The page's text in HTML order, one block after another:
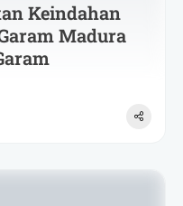
Keindahan
Madura